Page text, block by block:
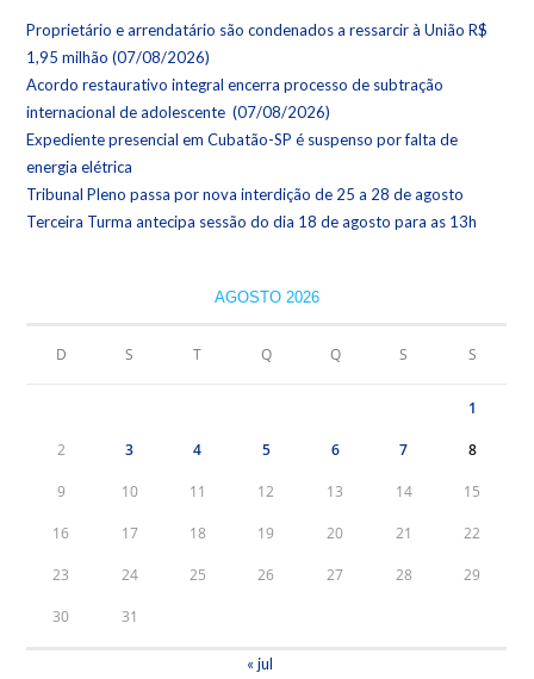
Proprietário e arrendatário são condenados a ressarcir à União R$
1,95 milhão (07/08/2026)
Acordo restaurativo integral encerra processo de subtração
internacional de adolescente (07/08/2026)
Expediente presencial em Cubatão-SP é suspenso por falta de
energia elétrica
Tribunal Pleno passa por nova interdição de 25 a 28 de agosto
Terceira Turma antecipa sessão do dia 18 de agosto para as 13h
AGOSTO 2026
D S T Q Q S S
1
2 3 4 5 6 7 8
9 10 11 12 13 14 15
16 17 18 19 20 21 22
23 24 25 26 27 28 29
30 31
« jul